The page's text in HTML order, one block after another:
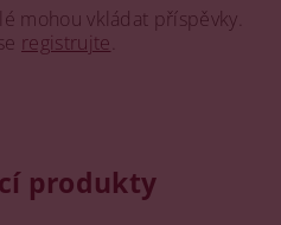
mohou vkládat příspěvky.
registrujte
produkty